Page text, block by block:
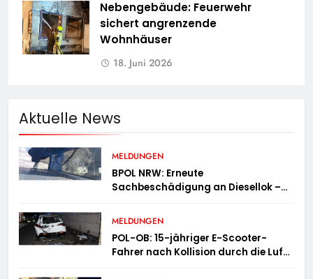
Nebengebäude: Feuerwehr
sichert angrenzende
Wohnhäuser
18. Juni 2026
Aktuelle News
MELDUNGEN
BPOL NRW: Erneute
Sachbeschädigung an Diesellok –
MELDUNGEN
POL-OB: 15-jähriger E-Scooter-
Fahrer nach Kollision durch die Luft